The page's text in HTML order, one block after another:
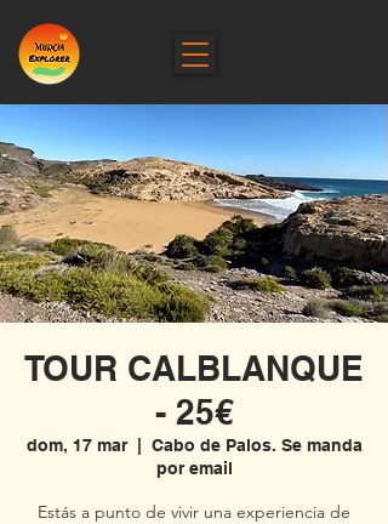
TOUR CALBLANQUE
- 25€
dom, 17 mar
  |
Cabo de Palos. Se manda
por email
Estás a punto de vivir una experiencia de